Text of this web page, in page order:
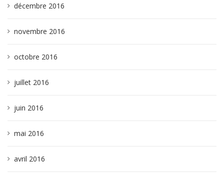
décembre 2016
novembre 2016
octobre 2016
juillet 2016
juin 2016
mai 2016
avril 2016